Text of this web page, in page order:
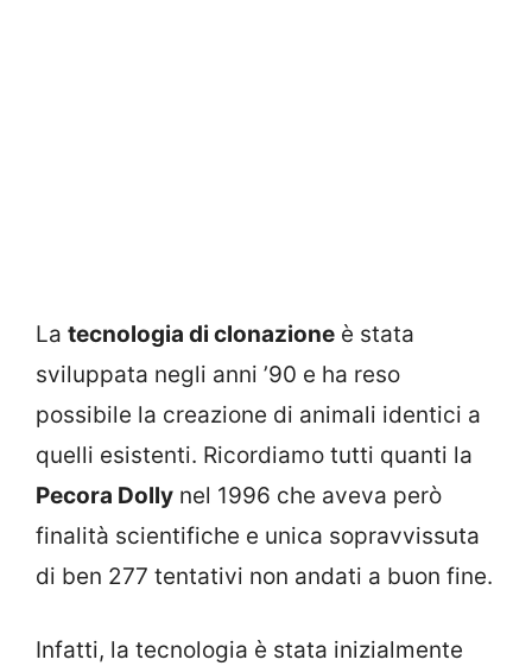
La tecnologia di clonazione è stata
sviluppata negli anni ’90 e ha reso
possibile la creazione di animali identici a
quelli esistenti. Ricordiamo tutti quanti la
Pecora Dolly nel 1996 che aveva però
finalità scientifiche e unica sopravvissuta
di ben 277 tentativi non andati a buon fine.
Infatti, la tecnologia è stata inizialmente